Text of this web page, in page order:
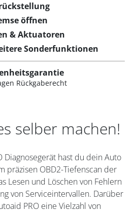
öffnen
& Aktuatoren
Sonderfunktionen
Rückgaberecht
selber machen!
Diagnosegerät hast du dein Auto
präzisen OBD2-Tiefenscan der
Lesen und Löschen von Fehlern
von Serviceintervallen. Darüber
PRO eine Vielzahl von